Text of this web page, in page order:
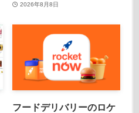
2026年8月8日
フードデリバリーのロケ